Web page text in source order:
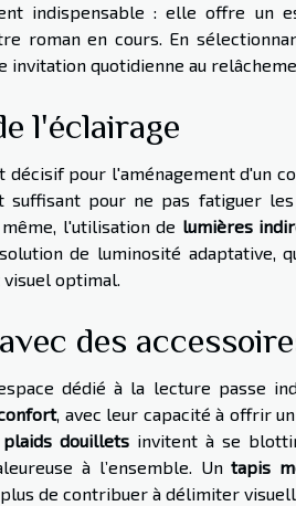
indispensable : elle offre un
roman en cours. En
invitation quotidienne au
l'éclairage
pour l'aménagement d'un
pour ne pas fatiguer
l'utilisation de lumières
de luminosité adaptative,
optimal.
des
dédié à la lecture passe
, avec leur capacité à offrir
plaids douillets invitent à se
à l’ensemble. Untapis
de contribuer à délimiter